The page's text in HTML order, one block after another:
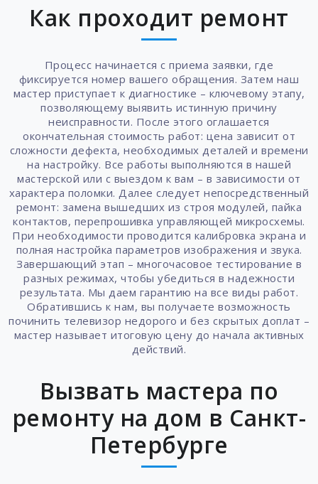
Как проходит ремонт
Процесс начинается с приема заявки, где
фиксируется номер вашего обращения. Затем наш
мастер приступает к диагностике – ключевому этапу,
позволяющему выявить истинную причину
неисправности. После этого оглашается
окончательная стоимость работ: цена зависит от
сложности дефекта, необходимых деталей и времени
на настройку. Все работы выполняются в нашей
мастерской или с выездом к вам – в зависимости от
характера поломки. Далее следует непосредственный
ремонт: замена вышедших из строя модулей, пайка
контактов, перепрошивка управляющей микросхемы.
При необходимости проводится калибровка экрана и
полная настройка параметров изображения и звука.
Завершающий этап – многочасовое тестирование в
разных режимах, чтобы убедиться в надежности
результата. Мы даем гарантию на все виды работ.
Обратившись к нам, вы получаете возможность
починить телевизор недорого и без скрытых доплат –
мастер называет итоговую цену до начала активных
действий.
Вызвать мастера по
ремонту на дом в Санкт-
Петербурге